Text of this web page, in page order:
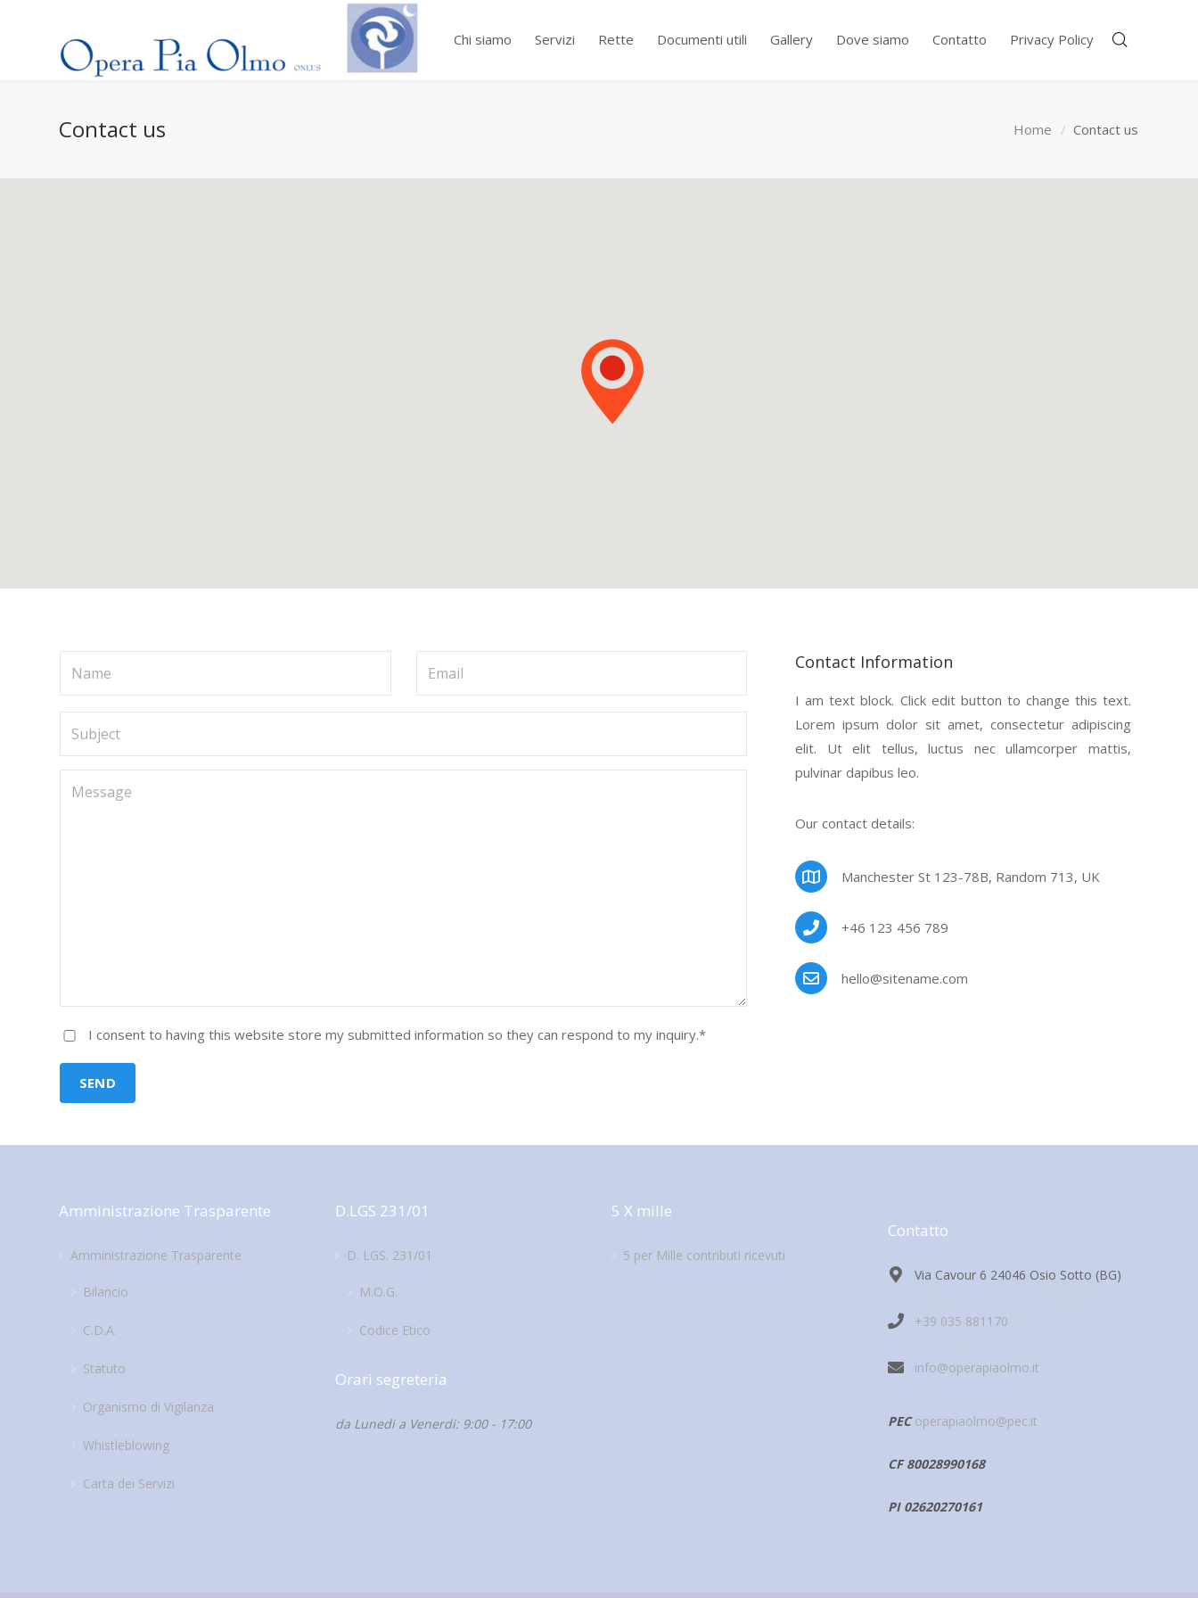
Chi siamo Servizi Rette Documenti utili Gallery Dove siamo Contatto Privacy Policy
Contact us Home Contact us
I consent to having this website store my submitted information so they can respond to my inquiry.*
SEND
Contact Information
I am text block. Click edit button to change this text.
Lorem ipsum dolor sit amet, consectetur adipiscing
elit. Ut elit tellus, luctus nec ullamcorper mattis,
pulvinar dapibus leo.
Our contact details:
Manchester St 123-78B, Random 713, UK
+46 123 456 789
hello@sitename.com
Amministrazione Trasparente
Amministrazione Trasparente
Bilancio
C.D.A.
Statuto
Organismo di Vigilanza
Whistleblowing
Carta dei Servizi
D.LGS 231/01
D. LGS. 231/01
M.O.G.
Codice Etico
Orari segreteria
da Lunedi a Venerdi: 9:00 - 17:00
5 X mille
5 per Mille contributi ricevuti
Contatto
Via Cavour 6 24046 Osio Sotto (BG)
+39 035 881170
info@operapiaolmo.it
PEC operapiaolmo@pec.it
CF 80028990168
PI 02620270161